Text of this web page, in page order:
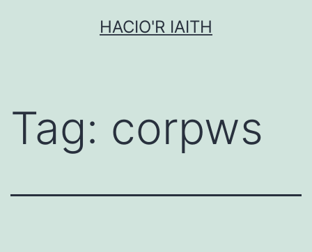
HACIO'R IAITH
Tag: corpws